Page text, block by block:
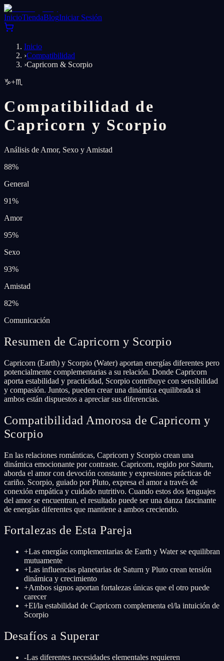
InicioTiendaBlogIniciar Sesión
Inicio
›Compatibilidad
›Capricorn & Scorpio
♑+♏
Compatibilidad de
Capricorn y Scorpio
Análisis de Amor, Sexo y Amistad
88%
General
91%
Amor
95%
Sexo
93%
Amistad
82%
Comunicación
Resumen de Capricorn y Scorpio
Capricorn (Earth) y Scorpio (Water) aportan energías diferentes pero
potencialmente complementarias a su relación. Donde Capricorn
aporta estabilidad y practicidad, Scorpio contribuye con sensibilidad
y compasión. Juntos, pueden crear una dinámica equilibrada si
ambos están dispuestos a apreciar sus diferencias.
Compatibilidad Amorosa de Capricorn y
Scorpio
En las relaciones románticas, Capricorn y Scorpio crean una
dinámica emocionante por contraste. Capricorn, regido por Saturn,
aborda el amor con devoción constante y expresiones prácticas de
cariño. Scorpio, guiado por Pluto, expresa el amor a través de
conexión empática y cuidado nutritivo. Cuando estos dos lenguajes
del amor se encuentran, el resultado puede ser una danza fascinante
de energías diferentes que mantiene a ambos creciendo.
Fortalezas de Esta Pareja
+Las energías complementarias de Earth y Water se equilibran
mutuamente
+Las influencias planetarias de Saturn y Pluto crean tensión
dinámica y crecimiento
+Ambos signos aportan fortalezas únicas que el otro puede
carecer
+El/la estabilidad de Capricorn complementa el/la intuición de
Scorpio
Desafíos a Superar
-Las diferentes necesidades elementales requieren